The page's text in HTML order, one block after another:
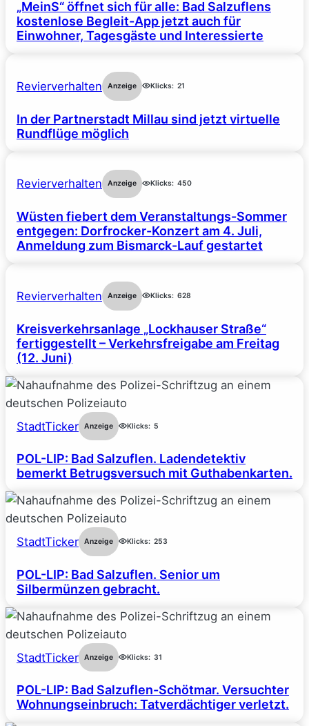
„MeinS“ öffnet sich für alle: Bad Salzuflens
kostenlose Begleit-App jetzt auch für
Einwohner, Tagesgäste und Interessierte
Revierverhalten Anzeige Klicks: 21
In der Partnerstadt Millau sind jetzt virtuelle
Rundflüge möglich
Revierverhalten Anzeige Klicks: 450
Wüsten fiebert dem Veranstaltungs-Sommer
entgegen: Dorfrocker-Konzert am 4. Juli,
Anmeldung zum Bismarck-Lauf gestartet
Revierverhalten Anzeige Klicks: 628
Kreisverkehrsanlage „Lockhauser Straße“
fertiggestellt – Verkehrsfreigabe am Freitag
(12. Juni)
StadtTicker Anzeige Klicks: 5
POL-LIP: Bad Salzuflen. Ladendetektiv
bemerkt Betrugsversuch mit Guthabenkarten.
StadtTicker Anzeige Klicks: 253
POL-LIP: Bad Salzuflen. Senior um
Silbermünzen gebracht.
StadtTicker Anzeige Klicks: 31
POL-LIP: Bad Salzuflen-Schötmar. Versuchter
Wohnungseinbruch: Tatverdächtiger verletzt.